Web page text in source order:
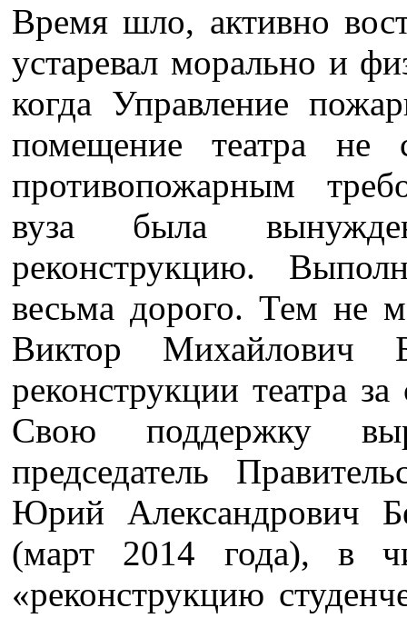
Время шло, активно
устаревал морально и
когда Управление
помещение театра не
противопожарным
вуза была
реконструкцию.
весьма дорого. Тем не
Виктор Михайлович
реконструкции театра
Свою поддержку
председатель
Юрий Александрович
(март 2014 года), в
«реконструкцию